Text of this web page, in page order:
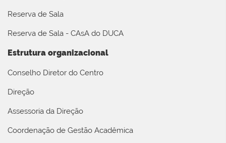
Reserva de Sala
Reserva de Sala - CAsA do DUCA
Estrutura organizacional
Conselho Diretor do Centro
Direção
Assessoria da Direção
Coordenação de Gestão Acadêmica